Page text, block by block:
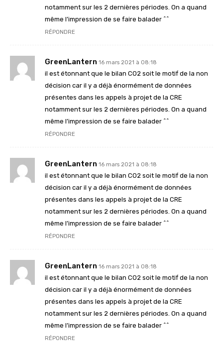
notamment sur les 2 dernières périodes. On a quand
même l’impression de se faire balader ^^
RÉPONDRE
GreenLantern 16 mars 2021 à 08:18
il est étonnant que le bilan CO2 soit le motif de la non
décision car il y a déjà énormément de données
présentes dans les appels à projet de la CRE
notamment sur les 2 dernières périodes. On a quand
même l’impression de se faire balader ^^
RÉPONDRE
GreenLantern 16 mars 2021 à 08:18
il est étonnant que le bilan CO2 soit le motif de la non
décision car il y a déjà énormément de données
présentes dans les appels à projet de la CRE
notamment sur les 2 dernières périodes. On a quand
même l’impression de se faire balader ^^
RÉPONDRE
GreenLantern 16 mars 2021 à 08:18
il est étonnant que le bilan CO2 soit le motif de la non
décision car il y a déjà énormément de données
présentes dans les appels à projet de la CRE
notamment sur les 2 dernières périodes. On a quand
même l’impression de se faire balader ^^
RÉPONDRE